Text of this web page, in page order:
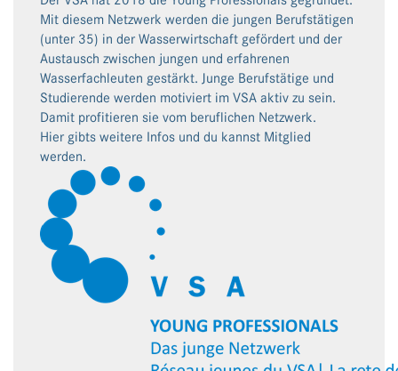
Mit diesem Netzwerk werden die jungen Berufstätigen
(unter 35) in der Wasserwirtschaft gefördert und der
Austausch zwischen jungen und erfahrenen
Wasserfachleuten gestärkt. Junge Berufstätige und
Studierende werden motiviert im VSA aktiv zu sein.
Damit profitieren sie vom beruflichen Netzwerk.
Hier gibts weitere Infos und du kannst Mitglied
werden.